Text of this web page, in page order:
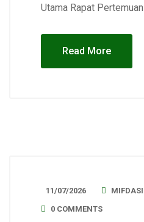
Utama Rapat Pertemuan
Read More
11/07/2026
0 COMMENTS